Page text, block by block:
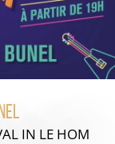
IN LE HOM